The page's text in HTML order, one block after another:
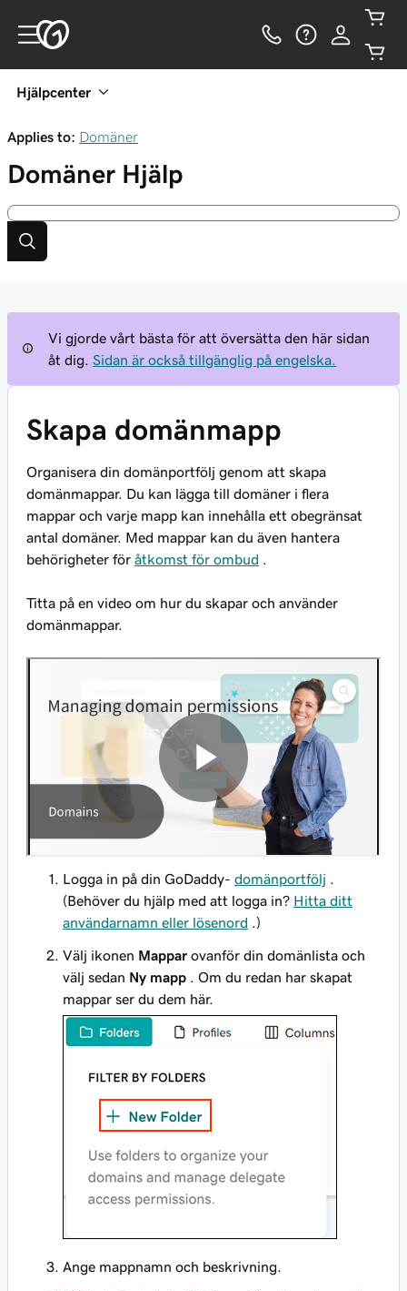
Hjälpcenter
Applies to: Domäner
Domäner Hjälp
Vi gjorde vårt bästa för att översätta den här sidan
åt dig.
Sidan är också tillgänglig på engelska.
Skapa domänmapp
Organisera din domänportfölj genom att skapa
domänmappar. Du kan lägga till domäner i flera
mappar och varje mapp kan innehålla ett obegränsat
antal domäner. Med mappar kan du även hantera
behörigheter för åtkomst för ombud
Titta på en video om hur du skapar och använder
domänmappar.
Logga in på din GoDaddy- domänportfölj .
(Behöver du hjälp med att logga in? Hitta ditt
användarnamn eller lösenord .)
Välj ikonen Mappar ovanför din domänlista och
välj sedan Ny mapp . Om du redan har skapat
mappar ser du dem här.
Ange mappnamn och beskrivning.